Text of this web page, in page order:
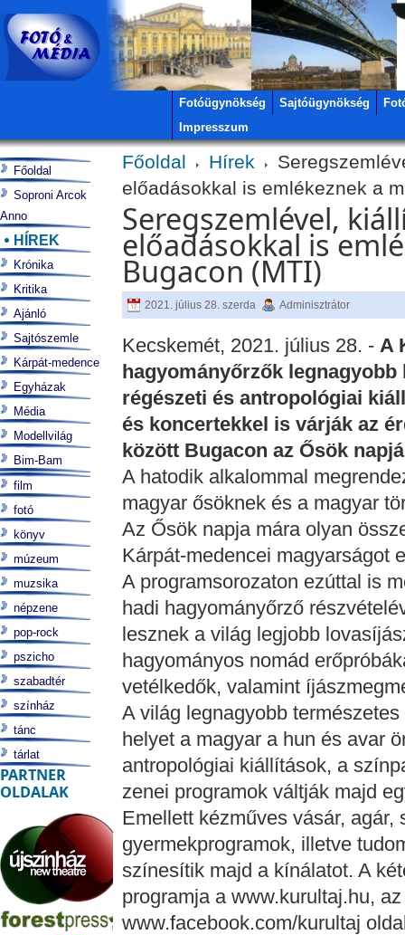
Fotóügynökség Sajtóügynökség
Impresszum
Főoldal Hírek
előadásokkal is emlékeznek a
Seregszemlével,
előadásokkal is
Bugacon (MTI)
2021. július 28. szerda Adminisztrátor
Kecskemét, 2021. július 28. - A
hagyományőrzők
régészeti és antropológiai
és koncertekkel is várják az
között Bugacon az Ősök
A hatodik alkalommal
magyar ősöknek és a magyar
Az Ősök napja mára olyan
Kárpát-medencei magyarságot
A programsorozaton ezúttal is
hadi hagyományőrző
lesznek a világ legjobb
hagyományos nomád
vetélkedők, valamint
A világ legnagyobb
helyet a magyar a hun és avar
antropológiai kiállítások, a
zenei programok váltják majd
Emellett kézműves vásár,
gyermekprogramok, illetve
színesítik majd a kínálatot. A
programja a www.kurultaj.hu,
www.facebook.com/kurultaj
Főoldal
Soproni Arcok
Anno
HÍREK
Krónika
Kritika
Ajánló
Sajtószemle
Kárpát-medence
Egyházak
Média
Modellvilág
Bim-Bam
film
fotó
könyv
múzeum
muzsika
népzene
pop-rock
pszicho
szabadtér
színház
tánc
tárlat
PARTNER
OLDALAK